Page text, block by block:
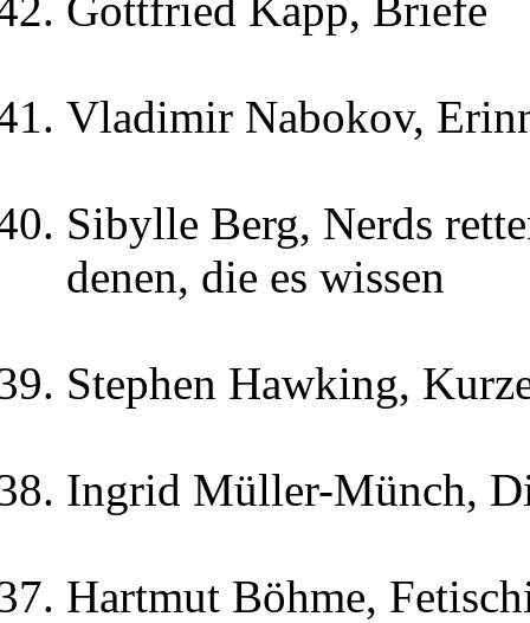
Vladimir Nabokov,
Sibylle Berg, Nerds
denen, die es wissen
Stephen Hawking,
Ingrid Müller-Münch,
Hartmut Böhme,